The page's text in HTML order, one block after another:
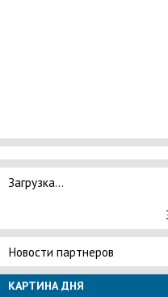
Загрузка...
Новости партнеров
КАРТИНА ДНЯ